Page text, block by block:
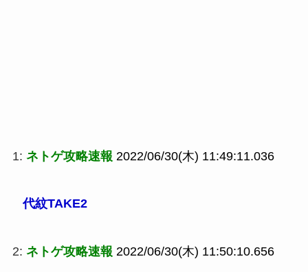
1: ネトゲ攻略速報 2022/06/30(木) 11:49:11.036
代紋TAKE2
2: ネトゲ攻略速報 2022/06/30(木) 11:50:10.656